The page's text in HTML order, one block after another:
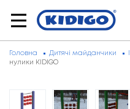
Головна Дитячі майданчики
нулики KIDIGO